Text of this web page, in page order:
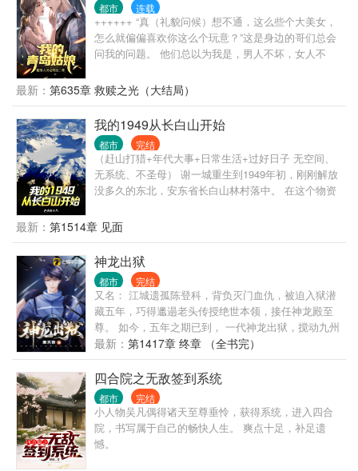
都市 连载
++++++ “真（礼貌问候）想不通，这么些个大美女，
怎么就偏偏喜欢你这么个玩意？”这是身边的哥们总会
问我的问题。 他们总以为我是，男人不坏，女人不
的女人不一样： 他们看到的：娱乐圈颜值天花板的当
红女明星，我看到：厌倦娱乐圈等一个人未果的女明
星。 他们看到的：放飞自我的已婚前电视台女主持，
我看到的：一个被丈夫当成筹码需要陪伴和关心的知
心姐姐。 他们看到的：开房车陪我走过两百多个城市
的初恋，我看到的：我爱过也恨过最后却成了我一
生……
最新： 第635章 救赎之光（大结局）
我的1949从长白山开始
都市 完结
（赶山打猎+年代大事+日常生活+过好日子 无空间、
无系统、不圣母） 谢一城重生到1949年初，刚刚解放
没多久的东北，安东省长白山林村落中。 在这个物资
中猎场。 脑袋大的猴头菇，千年成形的人参娃娃，满
山遍野的榛蘑山里红野核桃。 香嫩可口的飞龙，看到
人走不动道的傻狍子，松树林成群的灰贼。 数百斤的
野猪，如山般的黑瞎子，舔一口就能吓死人的山神
爷。 还有那民间流传已久的五大仙，黑水白山，尽在
此间！
最新： 第1514章 见面
神龙出狱
都市 完结
又名： 江城遗孤陈登科，背负灭门血仇，被迫入狱潜
藏五年，巧得邋遢老头传授绝世本领，接任神龙殿至
尊。 如今，五年之期已到， 一代神龙出狱，搅动九州
风云！
最新： 第1417章 终章 （全书完）
四合院之无敌签到系统
都市 完结
小人物吴凡偶得诸天至尊垂怜，获得系统，进入四合
院，书写属于自己的畅快人生。 爽点十足，补足遗
憾。